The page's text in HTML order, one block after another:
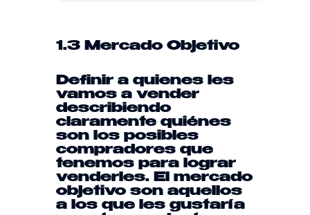
1.3 Mercado Objetivo
Definir a quienes les
vamos a vender
describiendo
claramente quiénes
son los posibles
compradores que
tenemos para lograr
venderles. El mercado
objetivo son aquellos
a los que les gustaría